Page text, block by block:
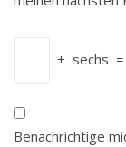
+ sechs =
Benachrichtige